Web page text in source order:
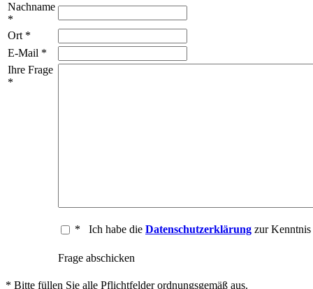
Nachname
*
Ort *
E-Mail *
Ihre Frage
*
* Ich habe die Datenschutzerklärung zur Kenntnis
Frage abschicken
* Bitte füllen Sie alle Pflichtfelder ordnungsgemäß aus.